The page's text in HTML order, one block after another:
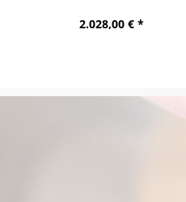
2.028,00 € *